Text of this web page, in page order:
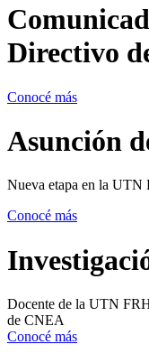
Directivo
Conocé más
Asunción
Nueva etapa en la UTN
Conocé más
Docente de la UTN
de CNEA
Conocé más